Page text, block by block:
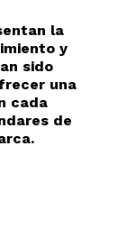
la
y
sido
una
cada
de